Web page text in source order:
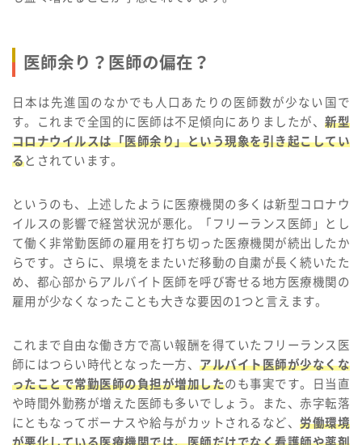
医師余り？医師の偏在？
日本は先進国のなかでも人口あたりの医師数が少ない国で
す。これまで全国的に医師は不足傾向にありましたが、新型
コロナウイルスは「医師余り」という現象を引き起こしてい
るとされています。
というのも、上述したように医療機関の多くは新型コロナウ
イルスの影響で経営状況が悪化。「フリーランス医師」とし
て働く非常勤医師の雇用を打ち切った医療機関が続出したか
らです。さらに、県境をまたいだ移動の自粛が長く続いたた
め、都心部からアルバイト医師を呼び寄せる地方医療機関の
雇用が少なくなったことも大きな要因の1つと言えます。
これまで自由な働き方で高い報酬を得ていたフリーランス医
師にはつらい時代となった一方、アルバイト医師が少なくな
ったことで常勤医師の負担が増加したのも事実です。日当直
や時間外勤務が増えた医師も多いでしょう。また、赤字転落
にともなってボーナスや給与がカットされるなど、労働環境
が悪化している医療機関では、医師だけでなく看護師や薬剤